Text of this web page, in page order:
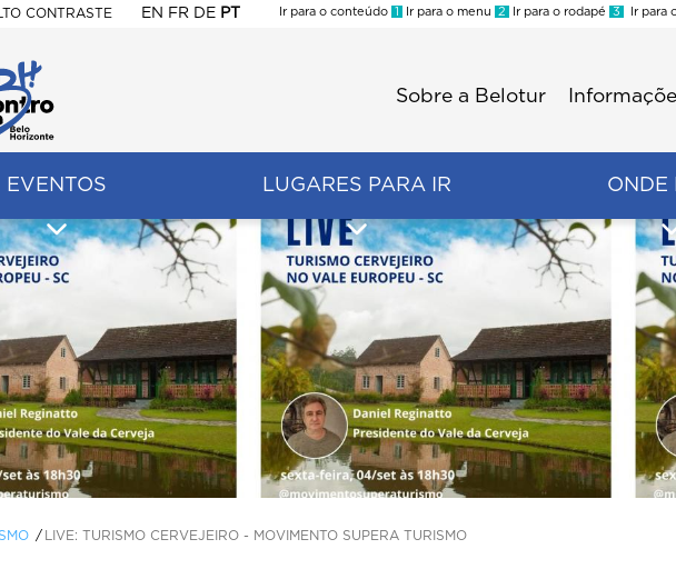
CONTRASTE EN FR DE PT
Ir para o conteúdo 1 Ir para o menu 2 Ir para o rodapé 3 Ir para
Sobre a Belotur
EVENTOS LUGARES PARA IR ONDE
LIVE: TURISMO CERVEJEIRO - MOVIMENTO SUPERA TURISMO